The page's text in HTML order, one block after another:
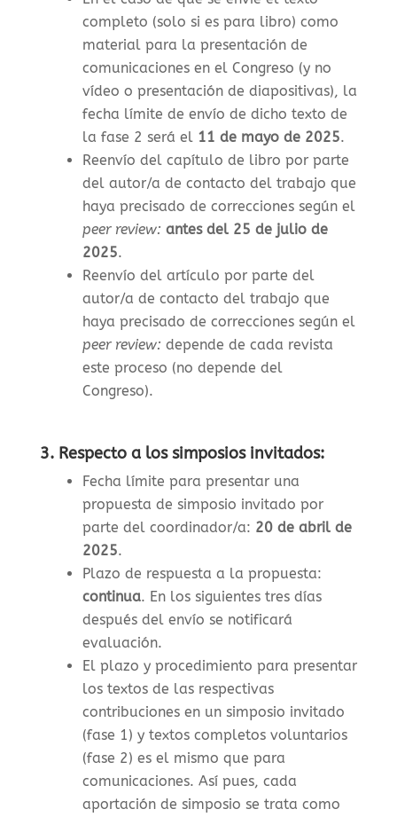
completo (solo si es para libro) como
material para la presentación de
comunicaciones en el Congreso (y no
vídeo o presentación de diapositivas), la
fecha límite de envío de dicho texto de
la fase 2 será el 11 de mayo de 2025.
Reenvío del capítulo de libro por parte
del autor/a de contacto del trabajo que
haya precisado de correcciones según el
peer review: antes del 25 de julio de
2025.
Reenvío del artículo por parte del
autor/a de contacto del trabajo que
haya precisado de correcciones según el
peer review: depende de cada revista
este proceso (no depende del
Congreso).
3. Respecto a los simposios invitados:
Fecha límite para presentar una
propuesta de simposio invitado por
parte del coordinador/a: 20 de abril de
2025.
Plazo de respuesta a la propuesta:
continua. En los siguientes tres días
después del envío se notificará
evaluación.
El plazo y procedimiento para presentar
los textos de las respectivas
contribuciones en un simposio invitado
(fase 1) y textos completos voluntarios
(fase 2) es el mismo que para
comunicaciones. Así pues, cada
aportación de simposio se trata como